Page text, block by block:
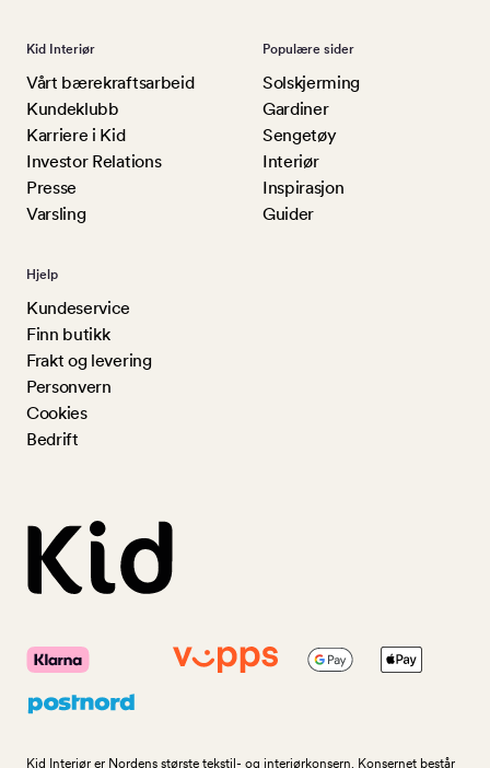
Kid Interiør
Vårt bærekraftsarbeid
Kundeklubb
Karriere i Kid
Investor Relations
Presse
Varsling
Populære sider
Solskjerming
Gardiner
Sengetøy
Interiør
Inspirasjon
Guider
Hjelp
Kundeservice
Finn butikk
Frakt og levering
Personvern
Cookies
Bedrift
Kid Interiør er Nordens største tekstil- og interiørkonsern. Konsernet består